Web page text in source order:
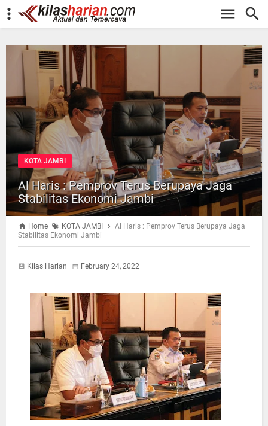
-->
KOTA JAMBI
Al Haris : Pemprov Terus Berupaya Jaga
Stabilitas Ekonomi Jambi
Home KOTA JAMBI
Al Haris : Pemprov Terus Berupaya Jaga
Stabilitas Ekonomi Jambi
Kilas Harian February 24, 2022